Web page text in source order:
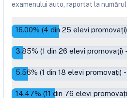
examenului auto, raportat la
16.00% (4 din 25 elevi promovați)
3.85% (1 din 26 elevi promovați) -
5.56% (1 din 18 elevi promovați) -
14.47% (11 din 76 elevi